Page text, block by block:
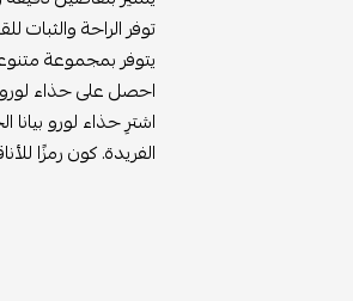
توفر الراحة
يتوفر بمجموعة
احصل على حذاء لورو
اشترِ حذاء لورو
الفريدة. كون رمزًا